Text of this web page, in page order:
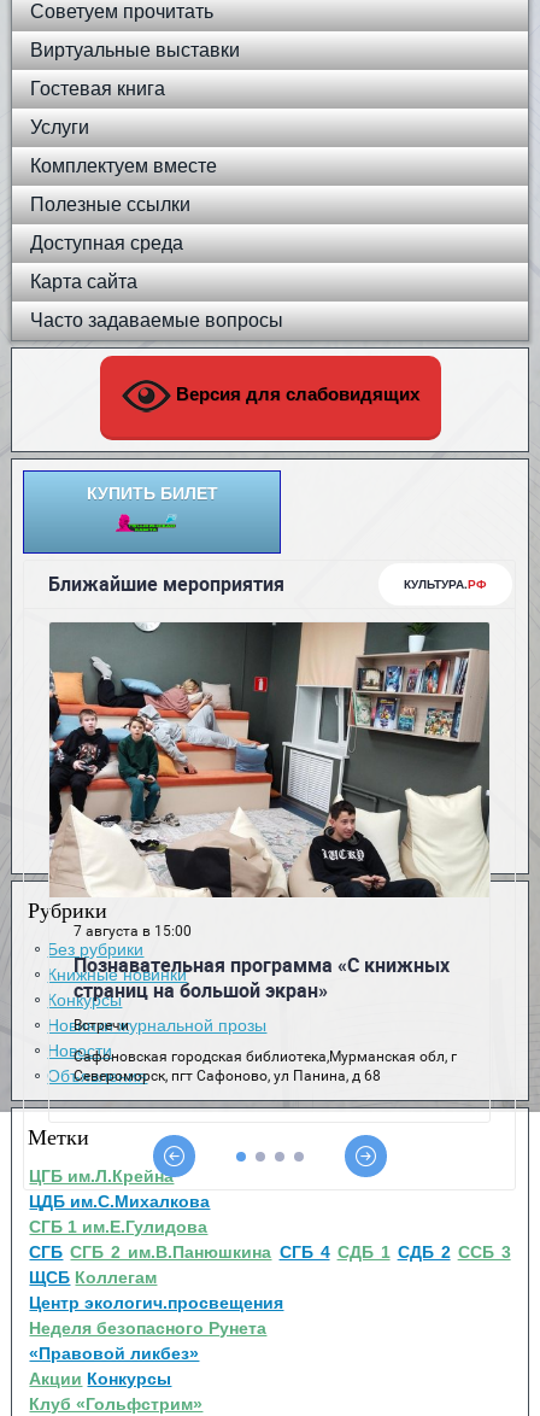
Советуем прочитать
Виртуальные выставки
Гостевая книга
Услуги
Комплектуем вместе
Полезные ссылки
Доступная среда
Карта сайта
Часто задаваемые вопросы
Версия для слабовидящих
КУПИТЬ БИЛЕТ
Рубрики
Без рубрики
Книжные новинки
Конкурсы
Новинки журнальной прозы
Новости
Объявления
Метки
ЦГБ им.Л.Крейна
ЦДБ им.С.Михалкова
СГБ 1 им.Е.Гулидова
СГБ СГБ 2 им.В.Панюшкина СГБ 4 СДБ 1 СДБ 2 ССБ 3
ЩСБ Коллегам
Центр экологич.просвещения
Неделя безопасного Рунета
«Правовой ликбез»
Акции Конкурсы
Клуб «Гольфстрим»